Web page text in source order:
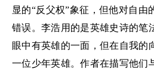
显的“反父权”象征，但他对自由
错误。李浩用的是英雄史诗的笔
眼中有英雄的一面，但在自我的
一位少年英雄。作者在描写他们